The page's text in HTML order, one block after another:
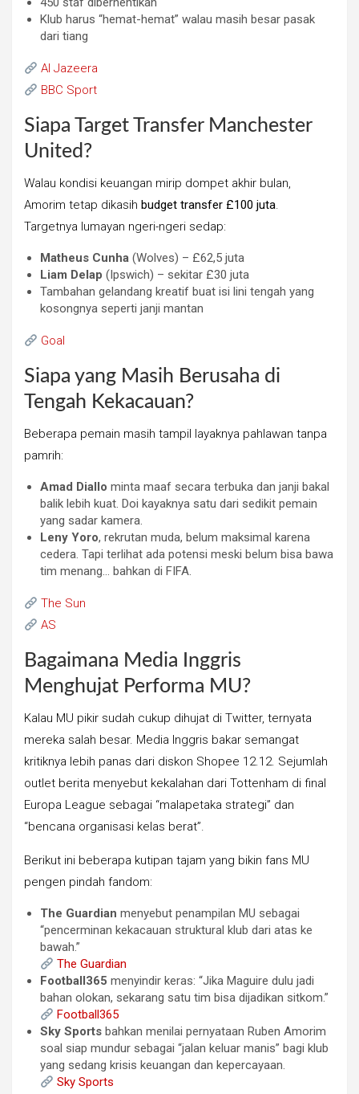
Klub harus “hemat-hemat” walau masih besar pasak
dari tiang
Al Jazeera
BBC Sport
Siapa Target Transfer Manchester
United?
Walau kondisi keuangan mirip dompet akhir bulan,
Amorim tetap dikasih budget transfer £100 juta.
Targetnya lumayan ngeri-ngeri sedap:
Matheus Cunha (Wolves) – £62,5 juta
Liam Delap (Ipswich) – sekitar £30 juta
Tambahan gelandang kreatif buat isi lini tengah yang
kosongnya seperti janji mantan
Goal
Siapa yang Masih Berusaha di
Tengah Kekacauan?
Beberapa pemain masih tampil layaknya pahlawan tanpa
pamrih:
Amad Diallo minta maaf secara terbuka dan janji bakal
balik lebih kuat. Doi kayaknya satu dari sedikit pemain
yang sadar kamera.
Leny Yoro, rekrutan muda, belum maksimal karena
cedera. Tapi terlihat ada potensi meski belum bisa bawa
tim menang… bahkan di FIFA.
The Sun
AS
Bagaimana Media Inggris
Menghujat Performa MU?
Kalau MU pikir sudah cukup dihujat di Twitter, ternyata
mereka salah besar. Media Inggris bakar semangat
kritiknya lebih panas dari diskon Shopee 12.12. Sejumlah
outlet berita menyebut kekalahan dari Tottenham di final
Europa League sebagai “malapetaka strategi” dan
“bencana organisasi kelas berat”.
Berikut ini beberapa kutipan tajam yang bikin fans MU
pengen pindah fandom:
The Guardian menyebut penampilan MU sebagai
“pencerminan kekacauan struktural klub dari atas ke
bawah.”
The Guardian
Football365 menyindir keras: “Jika Maguire dulu jadi
bahan olokan, sekarang satu tim bisa dijadikan sitkom.”
Football365
Sky Sports bahkan menilai pernyataan Ruben Amorim
soal siap mundur sebagai “jalan keluar manis” bagi klub
yang sedang krisis keuangan dan kepercayaan.
Sky Sports